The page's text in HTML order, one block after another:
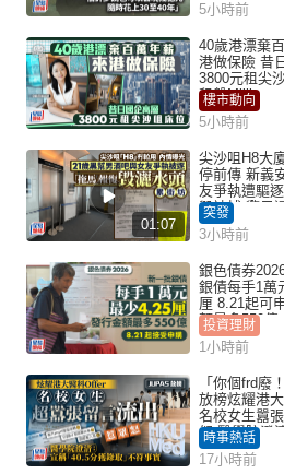
5小時前
40歲港漂棄
港做保險 昔
3800元租尖
租盤Million
樓市動向
5小時前
01:07
尖沙咀H8大
停前傳 新義
友爭執遭驅
毀被捕 警另
突發
3小時前
銀色債券
銀債每手1萬
厘 8.21起可
額最多550億
投資理財
1小時前
「你個frd廢
放榜炫耀港
名校女生囂
怒 醫學院澄
「40.5分獲錄
實｜Juicy叮
時事熱話
17小時前